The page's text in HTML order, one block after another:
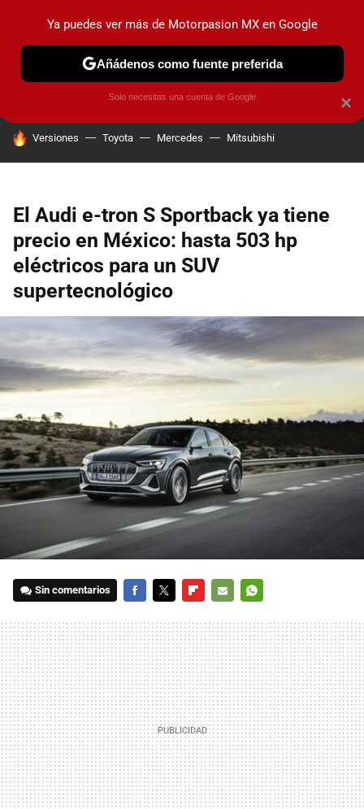
PRUEBAS INDUSTRIA HOY NO CIRCULA
HOY SE HABLA DE
Versiones Toyota Mercedes Mitsubishi
El Audi e-tron S Sportback ya tiene
precio en México: hasta 503 hp
eléctricos para un SUV
supertecnológico
Sin comentarios
MAIL
×
Ya puedes ver más de Motorpasion MX en Google
Añádenos como fuente preferida
Solo necesitas una cuenta de Google